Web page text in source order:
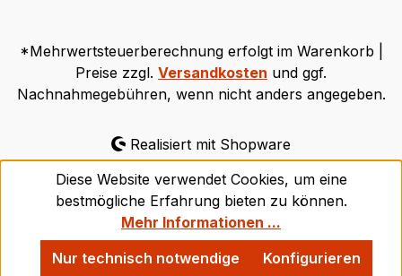
*Mehrwertsteuerberechnung erfolgt im Warenkorb |
Preise zzgl. Versandkosten und ggf.
Nachnahmegebühren, wenn nicht anders angegeben.
Realisiert mit Shopware
Diese Website verwendet Cookies, um eine
bestmögliche Erfahrung bieten zu können.
Mehr Informationen ...
Nur technisch notwendige
Konfigurieren